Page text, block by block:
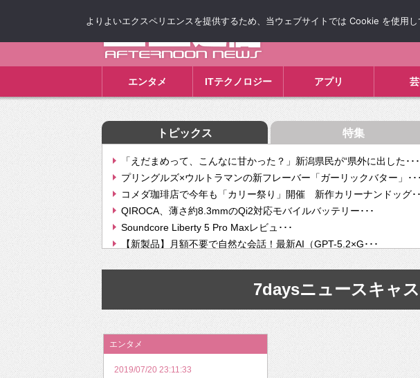
エンタメ ITテクノロジー アプリ
トピックス 特集
「えだまめって、こんなに甘かった？」新潟県民が“県外に出した･･･
プリングルズ×ウルトラマンの新フレーバー「ガーリックバター」･･･
コメダ珈琲店で今年も「カリー祭り」開催 新作カリーナンドッグ･
QIROCA、薄さ約8.3mmのQi2対応モバイルバッテリー･･･
Soundcore Liberty 5 Pro Maxレビュ･･･
【新製品】月額不要で自然な会話！最新AI（GPT-5.2×G･･･
【次世代の没入感と生産性】VITURE Luma Ultra･･･
挫折率8割の壁をAIで突破。ジャストシステム、”自分が今話し･･･
2026年のバレンタインは「自分で作って、想いを渡す」 TE･･･
7daysニュースキャ
エンタメ
2019/07/20 23:11:33
よりよいエクスペリエンスを提供するため、当ウェブサイトでは Cookie を使用